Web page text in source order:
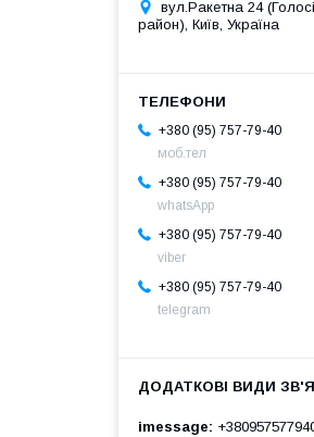
вул.Ракетна 24
район), Київ, Україна
+380 (95) 757-79-40
моб.тел
+380 (95) 757-79-40
whatsApp
+380 (95) 757-79-40
viber
+380 (95) 757-79-40
telegram
imessage